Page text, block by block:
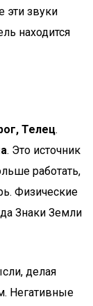
эти звуки
находится
Телец.
. Это источник
работать,
Физические
Знаки Земли
делая
Негативные